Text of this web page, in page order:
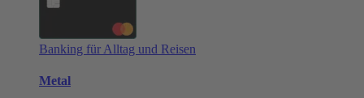
Banking für Alltag und Reisen
Metal